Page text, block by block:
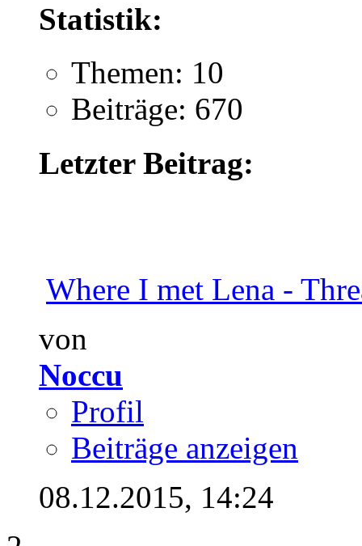
Statistik:
Themen: 10
Beiträge: 670
Letzter Beitrag:
Where I met Lena -
von
Noccu
Profil
Beiträge anzeigen
08.12.2015, 14:24